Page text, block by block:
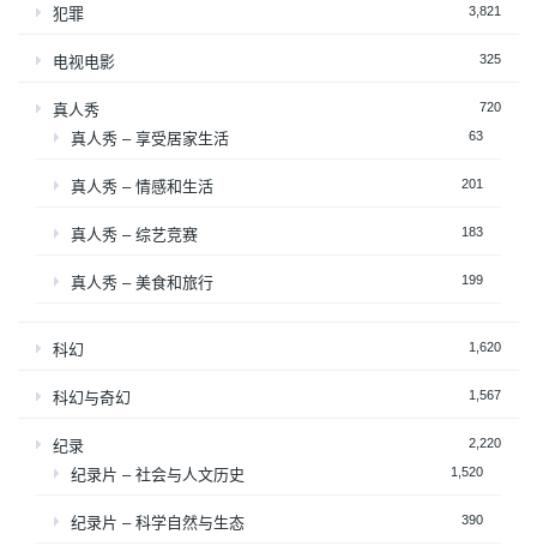
犯罪 3,821
电视电影 325
真人秀 720
真人秀 – 享受居家生活 63
真人秀 – 情感和生活 201
真人秀 – 综艺竞赛 183
真人秀 – 美食和旅行 199
科幻 1,620
科幻与奇幻 1,567
纪录 2,220
纪录片 – 社会与人文历史 1,520
纪录片 – 科学自然与生态 390